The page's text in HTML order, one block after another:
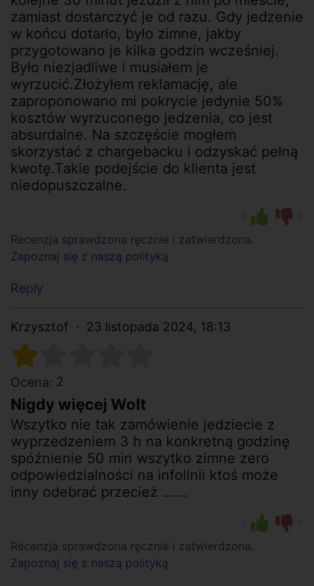
zamiast dostarczyć je od razu. Gdy jedzenie
w końcu dotarło, było zimne, jakby
przygotowano je kilka godzin wcześniej.
Było niezjadliwe i musiałem je
wyrzucić.Złożyłem reklamację, ale
zaproponowano mi pokrycie jedynie 50%
kosztów wyrzuconego jedzenia, co jest
absurdalne. Na szczęście mogłem
skorzystać z chargebacku i odzyskać pełną
kwotę.Takie podejście do klienta jest
niedopuszczalne.
Recenzja sprawdzona ręcznie i zatwierdzona.
Zapoznaj się z naszą polityką
Reply
Krzysztof 23 listopada 2024, 18:13
Ocena: 2
Nigdy więcej Wolt
Wszytko nie tak zamówienie jedziecie z
wyprzedzeniem 3 h na konkretną godzinę
spóźnienie 50 min wszytko zimne zero
odpowiedzialności na infolinii ktoś może
inny odebrać przecież …….
Recenzja sprawdzona ręcznie i zatwierdzona.
Zapoznaj się z naszą polityką